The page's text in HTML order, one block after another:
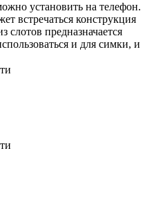
установить на телефон.
встречаться конструкция
слотов предназначается
и для симки, и